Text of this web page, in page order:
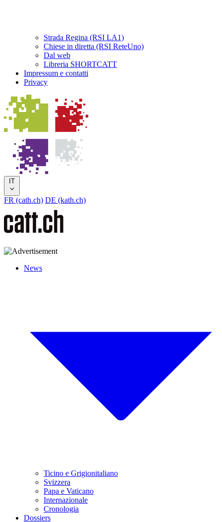
Strada Regina (RSI LA1)
Chiese in diretta (RSI ReteUno)
Dal web
Libreria SHORTCATT
Impressum e contatti
Privacy
IT
FR (cath.ch) DE (kath.ch)
News
Ticino e Grigionitaliano
Svizzera
Papa e Vaticano
Internazionale
Cronologia
Dossiers